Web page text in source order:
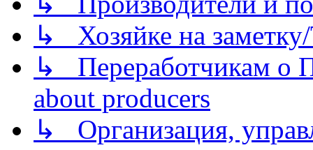
↳ Хозяйке на
↳ Переработчикам о
about producers
↳ Организация,